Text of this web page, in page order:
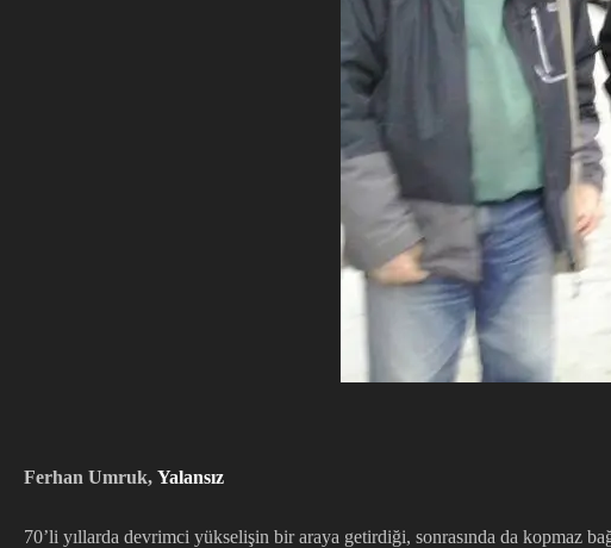
Ferhan Umruk, Yalansız
70’li yıllarda devrimci yükselişin bir araya getirdiği, sonrasında da kopmaz